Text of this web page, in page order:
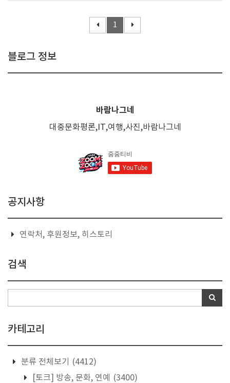
1
블로그 정보
바람나그네
대중문화평론,IT,여행,사진,바람나그네
공지사항
연락처, 후원정보, 히스토리
검색
카테고리
분류 전체보기
(4412)
[토크] 방송, 문화, 연예
(3400)